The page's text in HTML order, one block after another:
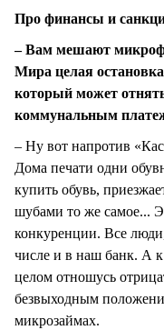
Про финансы и
– Вам мешают
Мира целая
который может
коммунальным
– Ну вот напротив
Дома печати одни
купить обувь,
шубами то же самое...
конкуренции. Все
числе и в наш банк. А
целом отношусь
безвыходным
микрозаймах.